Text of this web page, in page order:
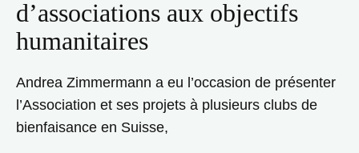
d’associations aux objectifs
humanitaires
Andrea Zimmermann a eu l’occasion de présenter
l’Association et ses projets à plusieurs clubs de
bienfaisance en Suisse,